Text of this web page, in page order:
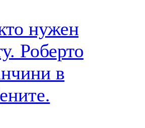
нужен
Роберто
в